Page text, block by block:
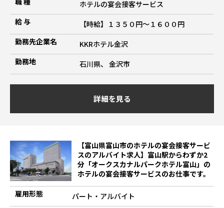
ホテルの宴会接客サービス
給 与
【時給】１３５０円～１６００円
勤務先企業名
KKRホテル金沢
勤務地
石川県、 金沢市
詳細を見る
【富山県富山市のホテルの宴会接客サービ
スのアルバイト求人】富山駅からわずか2
分「オークスカナルパークホテル富山」の
ホテルの宴会接客サービスのお仕事です。
雇用形態
パート・アルバイト